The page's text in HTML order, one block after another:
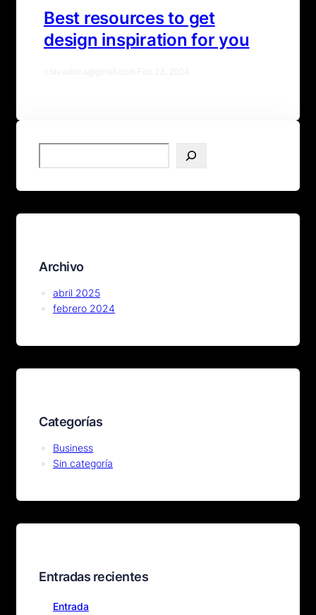
Best resources to get
design inspiration for you
s.lavados.s@gmail.com Feb 23, 2024
e
c
Archivo
abril 2025
febrero 2024
Categorías
Business
Sin categoría
Entradas recientes
Entrada